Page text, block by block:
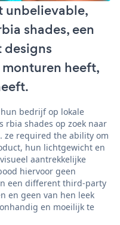
unbelievable,
shades, een
heeft,
bedrijf op lokale
rbia shades op zoek naar
ze required the ability om
hun lichtgewicht en
aantrekkelijke
hiervoor geen
een different third-party
en geen van hen leek
en moeilijk te